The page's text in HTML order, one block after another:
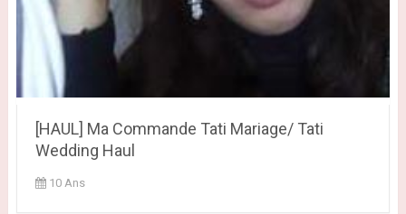
[HAUL] Ma Commande Tati Mariage/ Tati
Wedding Haul
10 Ans